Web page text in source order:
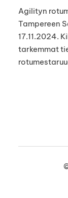
Agilityn
Tampereen
17.11.2024.
tarkemmat